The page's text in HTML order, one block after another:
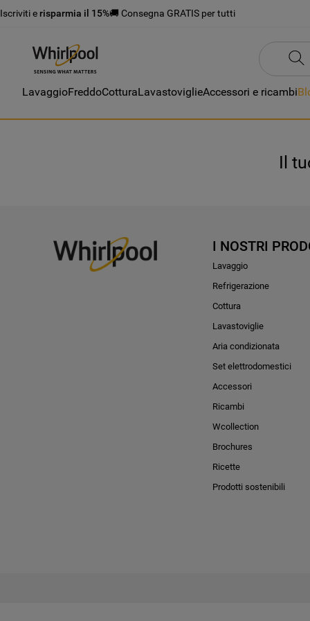
Iscriviti e risparmia il 15%🚚 Consegna GRATIS per tutti
LavaggioFreddoCotturaLavastoviglieAccessori e ricambi
Il
I NOSTRI
Lavaggio
Refrigerazione
Cottura
Lavastoviglie
Aria condizionata
Set elettrodomestici
Accessori
Ricambi
Wcollection
Brochures
Ricette
Prodotti sostenibili